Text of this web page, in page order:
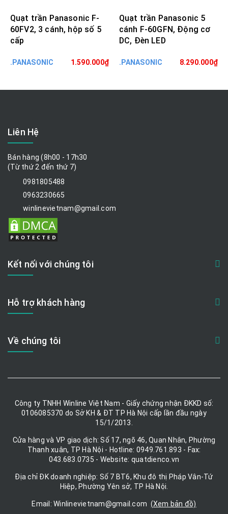
Quạt trần Panasonic F-
60FV2, 3 cánh, hộp số 5
cấp
.PANASONIC 1.590.000₫
Quạt trần Panasonic 5
cánh F-60GFN, Động cơ
DC, Đèn LED
.PANASONIC 8.290.000₫
Liên Hệ
Bán hàng (8h00 - 17h30
(Từ thứ 2 đến thứ 7)
0981805488
0963230665
winlinevietnam@gmail.com
Kết nối với chúng tôi
Hỗ trợ khách hàng
Về chúng tôi
Công ty TNHH Winline Việt Nam - Giấy chứng nhận ĐKKD số:
0106085370 do Sở KH & ĐT TP Hà Nội cấp lần đầu ngày
15/1/2013.
Cửa hàng và VP giao dịch: Số 17, ngõ 46, Quan Nhân, Phường
Thanh xuân, TP Hà Nội - Hotline: 0949.761.893 - Fax:
043.683.0735 - Website: quatdienco.vn
Địa chỉ ĐK doanh nghiệp: Số 7 BT6, Khu đô thị Pháp Vân-Tứ
Hiệp, Phường Yên sở, TP Hà Nội.
Email: Winlinevietnam@gmail.com (Xem bản đồ)